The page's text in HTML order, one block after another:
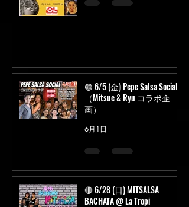
🟣 6/5 (金) Pepe Salsa Social
（Mitsue & Ryu コラボ企
画）
6月1日
🔴 6/28 (日) MITSALSA
BACHATA @ La Tropi